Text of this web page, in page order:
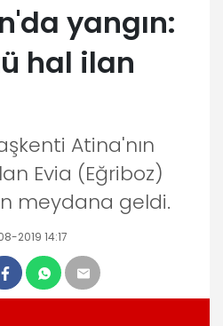
yangın:
hal ilan
Atina'nın
Evia (Eğriboz)
meydana geldi.
2019 14:17